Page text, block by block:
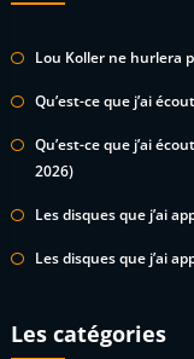
Lou Koller ne hurlera
Qu’est-ce que j’ai
Qu’est-ce que j’ai
2026)
Les disques que j’ai
Les disques que j’ai
Les catégories